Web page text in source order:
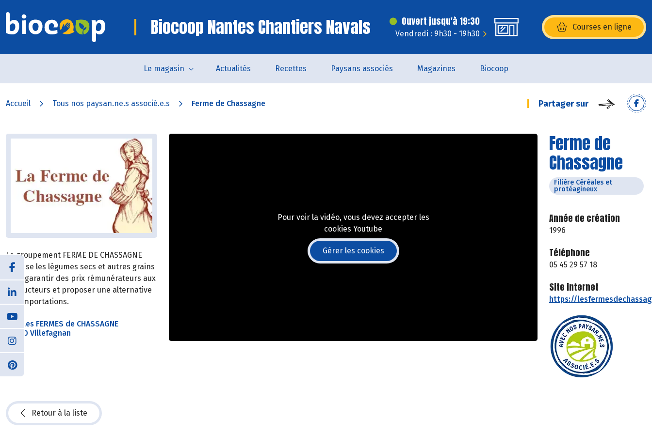
Biocoop Nantes Chantiers Navals Ouvert jusqu'à 19:30
Vendredi : 9h30 - 19h30
Courses en ligne
(s’ouvre dans une nouvelle
Le magasin Actualités Recettes Paysans associés Magazines Biocoop
Accueil Tous nos paysan.ne.s associé.e.s Ferme de Chassagne Partager sur
Ferme de
Chassagne
Filière Céréales et
protéagineux
Année de création
1996
Téléphone
05 45 29 57 18
Site internet
https://
Le groupement FERME DE CHASSAGNE
valorise les légumes secs et autres grains
pour garantir des prix rémunérateurs aux
producteurs et proposer une alternative
aux importations.
SAS Les FERMES de CHASSAGNE
16240 Villefagnan
Pour voir la vidéo, vous devez accepter les
cookies Youtube
Gérer les cookies
Retour à la liste